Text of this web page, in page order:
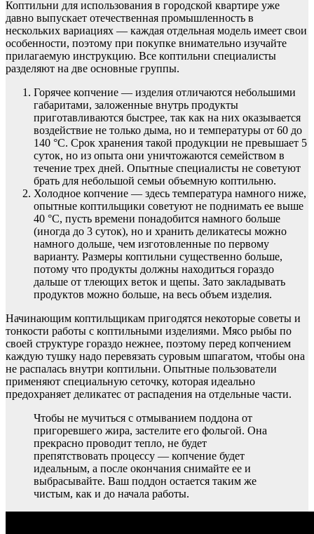
Коптильни для использования в городской квартире уже
давно выпускает отечественная промышленность в
нескольких вариациях — каждая отдельная модель имеет свои
особенности, поэтому при покупке внимательно изучайте
прилагаемую инструкцию. Все коптильни специалисты
разделяют на две основные группы.
Горячее копчение — изделия отличаются небольшими
габаритами, заложенные внутрь продукты
приготавливаются быстрее, так как на них оказывается
воздействие не только дыма, но и температуры от 60 до
140 °С. Срок хранения такой продукции не превышает 5
суток, но из опыта они уничтожаются семейством в
течение трех дней. Опытные специалисты не советуют
брать для небольшой семьи объемную коптильню.
Холодное копчение — здесь температура намного ниже,
опытные коптильщики советуют не поднимать ее выше
40 °С, пусть времени понадобится намного больше
(иногда до 3 суток), но и хранить деликатесы можно
намного дольше, чем изготовленные по первому
варианту. Размеры коптильни существенно больше,
потому что продукты должны находиться гораздо
дальше от тлеющих веток и щепы. Зато закладывать
продуктов можно больше, на весь объем изделия.
Начинающим коптильщикам пригодятся некоторые советы и
тонкости работы с коптильными изделиями. Мясо рыбы по
своей структуре гораздо нежнее, поэтому перед копчением
каждую тушку надо перевязать суровым шпагатом, чтобы она
не распалась внутри коптильни. Опытные пользователи
применяют специальную сеточку, которая идеально
предохраняет деликатес от распадения на отдельные части.
Чтобы не мучиться с отмыванием поддона от
пригоревшего жира, застелите его фольгой. Она
прекрасно проводит тепло, не будет
препятствовать процессу — копчение будет
идеальным, а после окончания снимайте ее и
выбрасывайте. Ваш поддон остается таким же
чистым, как и до начала работы.